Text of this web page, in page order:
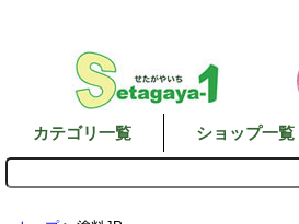
カテゴリ一覧 ショップ一覧